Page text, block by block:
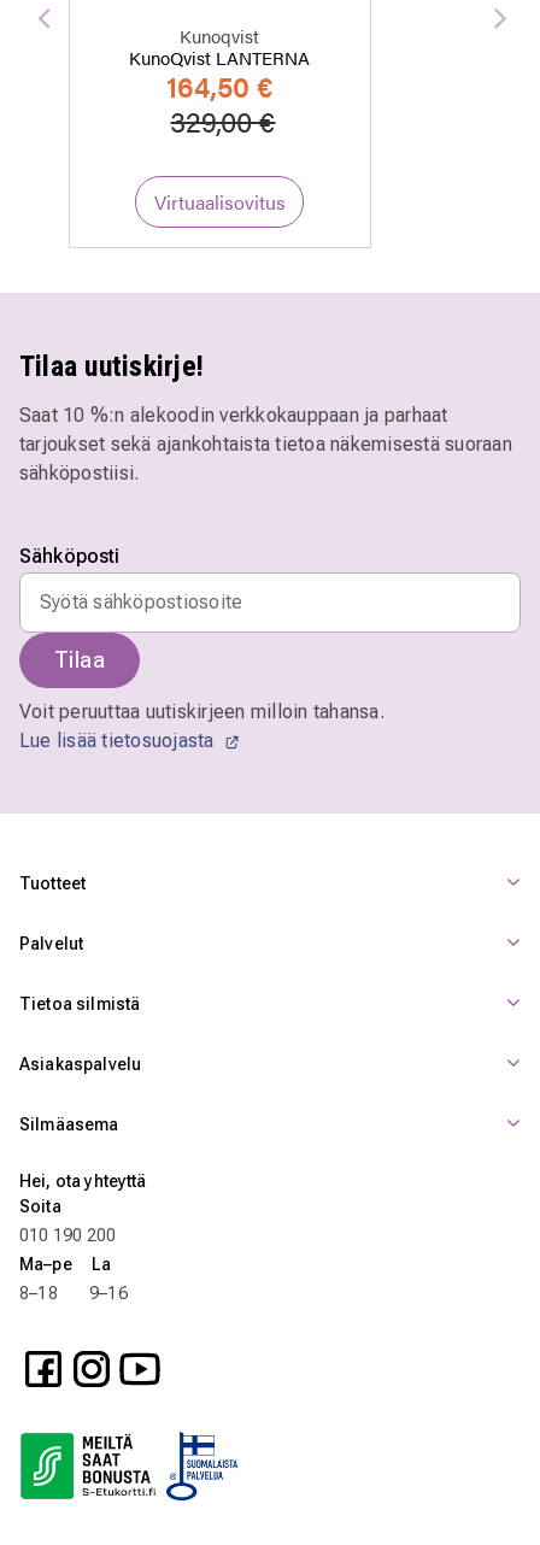
Kunoqvist
KunoQvist LANTERNA
164,50 €
Hinta alennettu
329,00 €Alennettu hinta
Virtuaalisovitus
Edellinen
Tilaa uutiskirje!
Saat 10 %:n alekoodin verkkokauppaan ja parhaat
tarjoukset sekä ajankohtaista tietoa näkemisestä suoraan
sähköpostiisi.
Sähköposti
Tilaa
Voit peruuttaa uutiskirjeen milloin tahansa.
Lue lisää tietosuojasta
Tuotteet
Palvelut
Tietoa silmistä
Asiakaspalvelu
Silmäasema
Hei, ota yhteyttä
Soita
010 190 200
Ma–pe La
8–18 9–16